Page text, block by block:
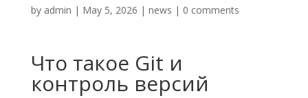
by admin | May 5, 2026 | news | 0 comments
Что такое Git и
контроль версий